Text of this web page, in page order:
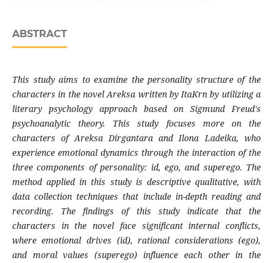
ABSTRACT
This study aims to examine the personality structure of the
characters in the novel Areksa written by ItaKrn by utilizing a
literary psychology approach based on Sigmund Freud's
psychoanalytic theory. This study focuses more on the
characters of Areksa Dirgantara and Ilona Ladeika, who
experience emotional dynamics through the interaction of the
three components of personality: id, ego, and superego. The
method applied in this study is descriptive qualitative, with
data collection techniques that include in-depth reading and
recording. The findings of this study indicate that the
characters in the novel face significant internal conflicts,
where emotional drives (id), rational considerations (ego),
and moral values ​​(superego) influence each other in the